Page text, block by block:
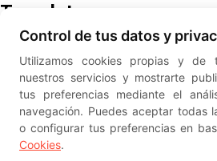
Translate
Powered by
Translate
Diseño web creado por Erick
©
el Sevilla FC, Sevilla Atlético, Sevilla
-- --
Control de tus datos y
Utilizamos cookies propias y de
nuestros servicios y mostrarte
tus preferencias mediante el
navegación. Puedes aceptar todas
o configurar tus preferencias en
Cookies.
2026